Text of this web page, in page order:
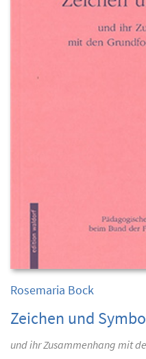
Rosemaria Bock
Zeichen und
und ihr Zusammenhang mit